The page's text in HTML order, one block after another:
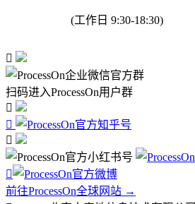
(工作日 9:30-18:30)

扫码进入ProcessOn用户群




前往ProcessOn全球网站 →